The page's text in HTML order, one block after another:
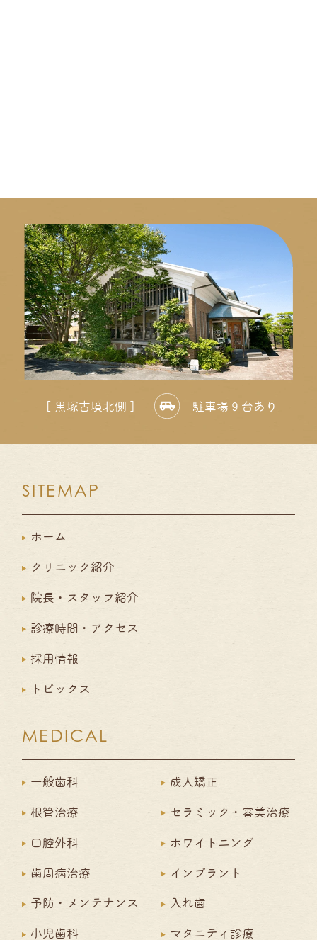
［ 黒塚古墳北側 ］ 駐車場 9 台あり
SITEMAP
ホーム
クリニック紹介
院長・スタッフ紹介
診療時間・アクセス
採用情報
トピックス
MEDICAL
一般歯科
根管治療
口腔外科
歯周病治療
予防・メンテナンス
小児歯科
成人矯正
セラミック・審美治療
ホワイトニング
インプラント
入れ歯
マタニティ診療